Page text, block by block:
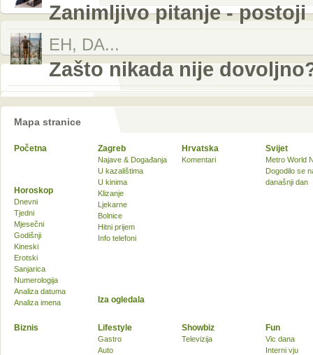
Zanimljivo pitanje -
EH, DA...
Zašto nikada nije
Mapa stranice
Početna Zagreb
Najave & Događanja
U kazalištima
U kinima
Klizanje
Ljekarne
Bolnice
Hitni prijem
Info telefoni
Hrvatska
Komentari
Svijet
Metro World
Dogodilo se
današnji dan
Biznis Lifestyle
Gastro
Auto
Showbiz
Televizija
Fun
Vic dana
Interni vju
Horoskop
Dnevni
Tjedni
Mjesečni
Godišnji
Kineski
Erotski
Sanjarica
Numerologija
Analiza datuma
Analiza imena
Iza ogledala